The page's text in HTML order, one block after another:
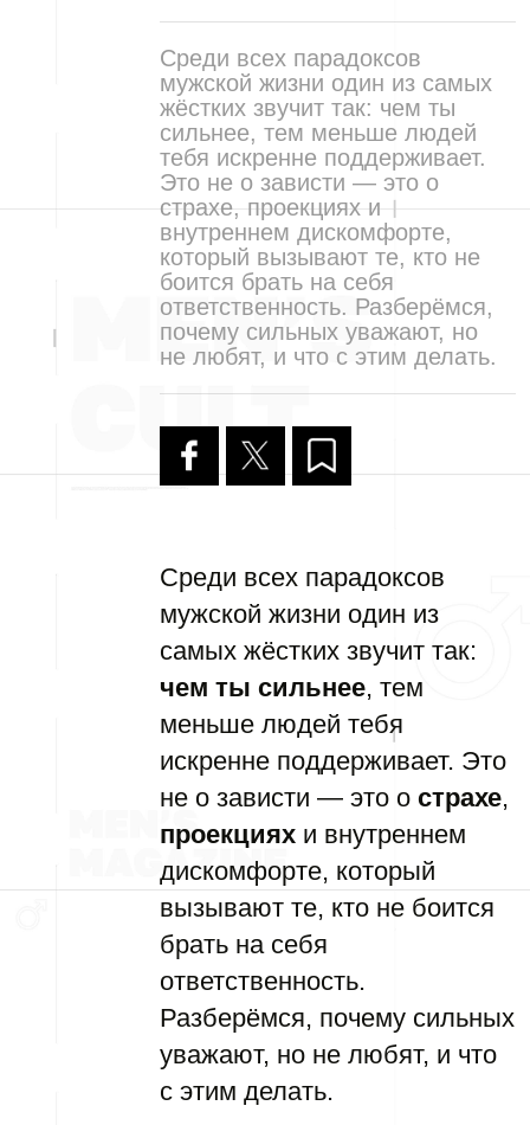
Среди всех парадоксов
мужской жизни один из самых
жёстких звучит так: чем ты
сильнее, тем меньше людей
тебя искренне поддерживает.
Это не о зависти — это о
страхе, проекциях и
внутреннем дискомфорте,
который вызывают те, кто не
боится брать на себя
ответственность. Разберёмся,
почему сильных уважают, но
не любят, и что с этим делать.
Среди всех парадоксов
мужской жизни один из
самых жёстких звучит так:
чем ты сильнее, тем
меньше людей тебя
искренне поддерживает. Это
не о зависти — это о страхе,
проекциях и внутреннем
дискомфорте, который
вызывают те, кто не боится
брать на себя
ответственность.
Разберёмся, почему сильных
уважают, но не любят, и что
с этим делать.